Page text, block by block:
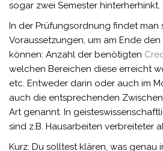
sogar zwei Semester hinterherhinkt.
In der Prüfungsordnung findet man
Voraussetzungen, um am Ende
können: Anzahl der benötigten
welchen Bereichen diese erreicht
etc. Entweder darin oder auch im
auch die entsprechenden
Art genannt. In
sind z.B. Hausarbeiten verbreiteter
Kurz: Du solltest klären, was genau